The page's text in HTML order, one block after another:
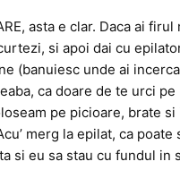
asta e clar. Daca ai firul
si apoi dai cu
(banuiesc unde ai
ca doare de te urci pe
pe picioare, brate si
merg la epilat, ca poate
si eu sa stau cu fundul in